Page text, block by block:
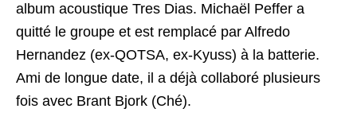
album acoustique Tres Dias. Michaël Peffer a
quitté le groupe et est remplacé par Alfredo
Hernandez (ex-QOTSA, ex-Kyuss) à la batterie.
Ami de longue date, il a déjà collaboré plusieurs
fois avec Brant Bjork (Ché).